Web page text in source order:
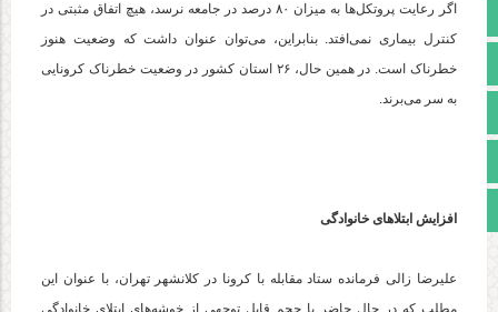
صفحه نخست
تالار گفتمان
آپارات
مجوز سایت
اگر رعایت پروتکل‌ها به میزان ۸۰ درصد در جامعه نرسد، هیچ اتفاق مثبتی در
کنترل بیماری نمی‌افتد. بنابراین، می‌توان عنوان داشت که وضعیت هنوز
خطرناک است. در همین حال، ۲۶ استان کشور در وضعیت خطرناک کرونایی
به سر می‌برند.
افزایش ابتلاهای خانوادگی
علیرضا زالی فرمانده ستاد مقابله با کرونا در کلانشهر تهران، با عنوان این
مطلب که در حال حاضر با حجم قابل توجهی از خوشه‌های ابتلای خانوادگی